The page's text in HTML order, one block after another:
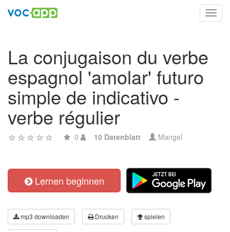
La conjugaison du verbe
espagnol 'amolar' futuro
simple de indicativo -
verbe régulier
0 10 Datenblatt Mangel
Lernen beginnen
mp3 downloaden Drucken spielen